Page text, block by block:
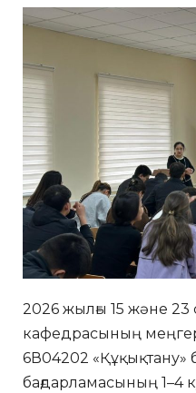
2026 жылғы 15 және 23
кафедрасының
6В04202 «Құқықтану»
бағдарламасының 1–4